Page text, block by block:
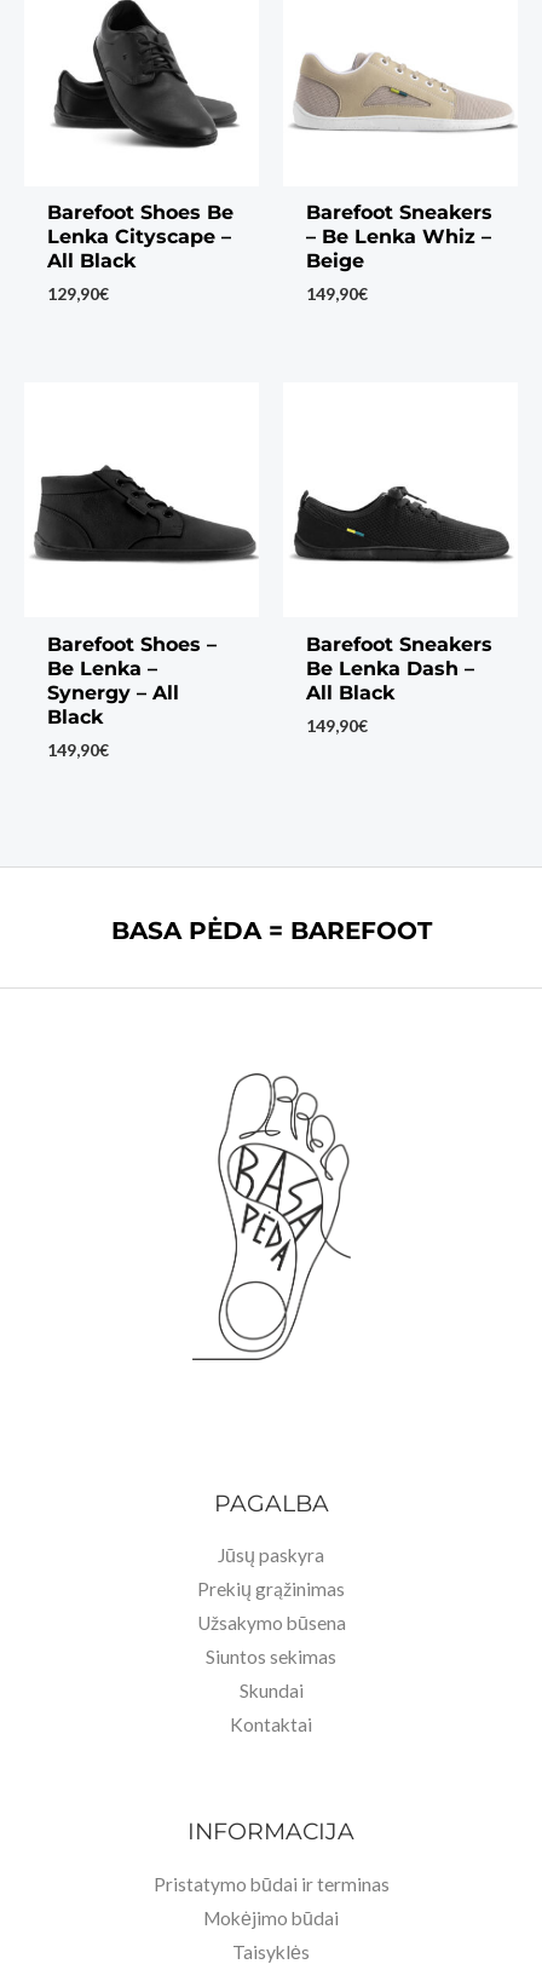
Barefoot Shoes Be
Lenka Cityscape –
All Black
129,90€
Barefoot Sneakers
– Be Lenka Whiz –
Beige
149,90€
Barefoot Shoes –
Be Lenka –
Synergy – All
Black
149,90€
Barefoot Sneakers
Be Lenka Dash –
All Black
149,90€
BASA PĖDA = BAREFOOT
PAGALBA
Jūsų paskyra
Prekių grąžinimas
Užsakymo būsena
Siuntos sekimas
Skundai
Kontaktai
INFORMACIJA
Pristatymo būdai ir terminas
Mokėjimo būdai
Taisyklės